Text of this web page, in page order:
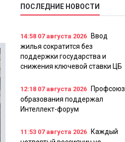
ПОСЛЕДНИЕ НОВОСТИ
14:58 07 августа 2026
Ввод
жилья сократится без
поддержки государства и
снижения ключевой ставки ЦБ
12:18 07 августа 2026
Профсоюз
образования поддержал
Интеллект-форум
11:53 07 августа 2026
Каждый